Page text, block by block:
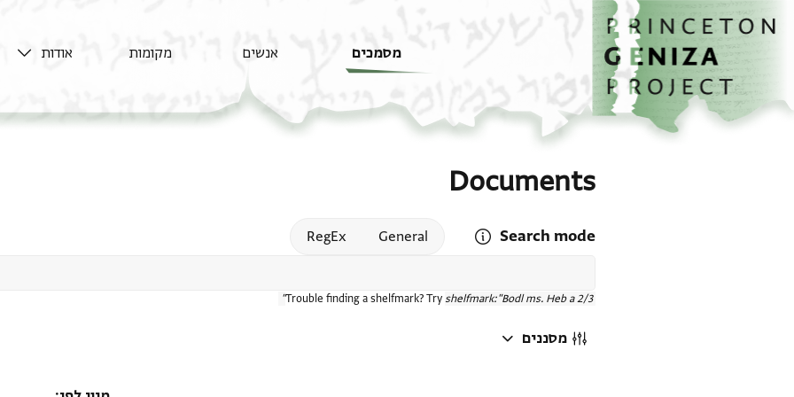
דילוג לתוכן
דף הבית
מסמכים אנשים מקומות אודות
Documents
Search mode
Open search mode help
General
RegEx
Trouble finding a shelfmark? Try shelfmark:"Bodl ms. Heb a 2/3"
מסננים